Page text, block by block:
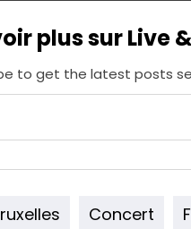
plus sur Live
to get the latest posts
Concert